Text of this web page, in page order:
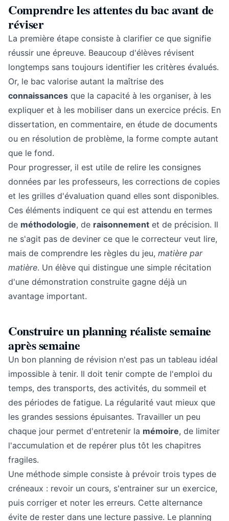
Comprendre les attentes du bac avant de
réviser
La première étape consiste à clarifier ce que signifie
réussir une épreuve. Beaucoup d'élèves révisent
longtemps sans toujours identifier les critères évalués.
Or, le bac valorise autant la maîtrise des
connaissances que la capacité à les organiser, à les
expliquer et à les mobiliser dans un exercice précis. En
dissertation, en commentaire, en étude de documents
ou en résolution de problème, la forme compte autant
que le fond.
Pour progresser, il est utile de relire les consignes
données par les professeurs, les corrections de copies
et les grilles d'évaluation quand elles sont disponibles.
Ces éléments indiquent ce qui est attendu en termes
de méthodologie, de raisonnement et de précision. Il
ne s'agit pas de deviner ce que le correcteur veut lire,
mais de comprendre les règles du jeu, matière par
matière. Un élève qui distingue une simple récitation
d'une démonstration construite gagne déjà un
avantage important.
Construire un planning réaliste semaine
après semaine
Un bon planning de révision n'est pas un tableau idéal
impossible à tenir. Il doit tenir compte de l'emploi du
temps, des transports, des activités, du sommeil et
des périodes de fatigue. La régularité vaut mieux que
les grandes sessions épuisantes. Travailler un peu
chaque jour permet d'entretenir la mémoire, de limiter
l'accumulation et de repérer plus tôt les chapitres
fragiles.
Une méthode simple consiste à prévoir trois types de
créneaux : revoir un cours, s'entrainer sur un exercice,
puis corriger et noter les erreurs. Cette alternance
évite de rester dans une lecture passive. Le planning